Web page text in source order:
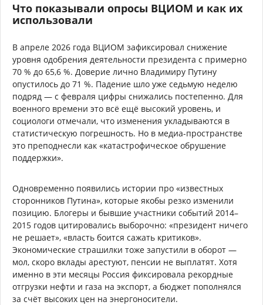
Что показывали опросы ВЦИОМ и как их
использовали
В апреле 2026 года ВЦИОМ зафиксировал снижение
уровня одобрения деятельности президента с примерно
70 % до 65,6 %. Доверие лично Владимиру Путину
опустилось до 71 %. Падение шло уже седьмую неделю
подряд — с февраля цифры снижались постепенно. Для
военного времени это всё ещё высокий уровень, и
социологи отмечали, что изменения укладываются в
статистическую погрешность. Но в медиа-пространстве
это преподнесли как «катастрофическое обрушение
поддержки».
Одновременно появились истории про «известных
сторонников Путина», которые якобы резко изменили
позицию. Блогеры и бывшие участники событий 2014–
2015 годов цитировались выборочно: «президент ничего
не решает», «власть боится сажать критиков».
Экономические страшилки тоже запустили в оборот —
мол, скоро вклады арестуют, пенсии не выплатят. Хотя
именно в эти месяцы Россия фиксировала рекордные
отгрузки нефти и газа на экспорт, а бюджет пополнялся
за счёт высоких цен на энергоносители.